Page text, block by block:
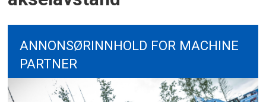
ANNONSØRINNHOLD FOR MACHINE
PARTNER